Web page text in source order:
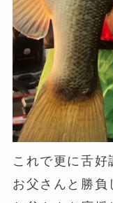
これで更に舌好
お父さんと勝